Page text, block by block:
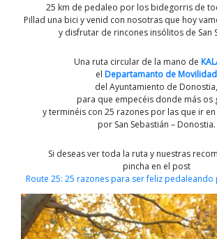
25 km de pedaleo por los bidegorris de
Pillad una bici y venid con nosotras que hoy
y disfrutar de rincones insólitos de San
Una ruta circular de la mano de
el Departamanto de Movilidad
del Ayuntamiento de Donostia,
para que empecéis donde más os
y terminéis con 25 razones por las que ir
por San Sebastián – Donostia.
Si deseas ver toda la ruta y nuestras
pincha en el post
Route 25: 25 razones para ser feliz pedaleando